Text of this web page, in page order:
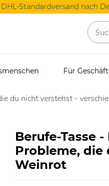
Standardversand nach
Für
du nicht verstehst -
Berufe-Tasse
Probleme, die
Weinrot